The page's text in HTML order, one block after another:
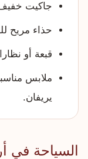
جاكيت خفيف
حذاء مريح
قبعة أو
ملابس
يريفان.
السياحة في